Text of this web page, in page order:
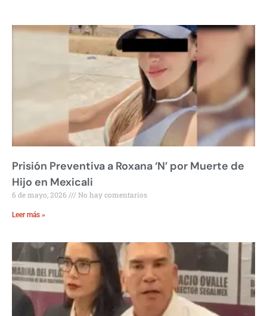
Prisión Preventiva a Roxana ‘N’ por Muerte de
Hijo en Mexicali
6 de mayo, 2026 No hay comentarios
Leer más »